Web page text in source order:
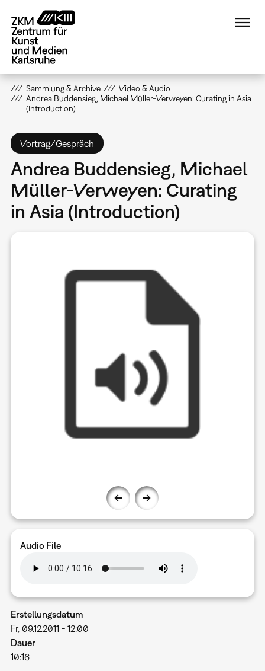
zum
Inhalt
Sammlung & Archive
Video & Audio
Andrea Buddensieg, Michael Müller-Verweyen: Curating in Asia
(Introduction)
Vortrag/Gespräch
Andrea Buddensieg, Michael
Müller-Verweyen: Curating
in Asia (Introduction)
Audio File
Erstellungsdatum
Fr, 09.12.2011 - 12:00
Dauer
10:16